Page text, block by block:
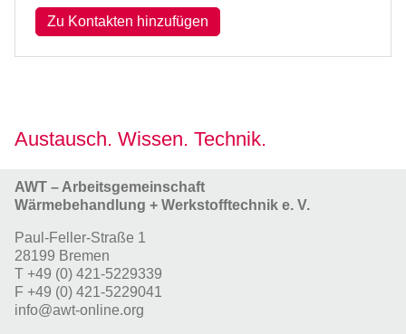
Zu Kontakten hinzufügen
Austausch. Wissen. Technik.
AWT – Arbeitsgemeinschaft
Wärmebehandlung + Werkstofftechnik e. V.
Paul-Feller-Straße 1
28199 Bremen
T +49 (0) 421-5229339
F +49 (0) 421-5229041
info@awt-online.org